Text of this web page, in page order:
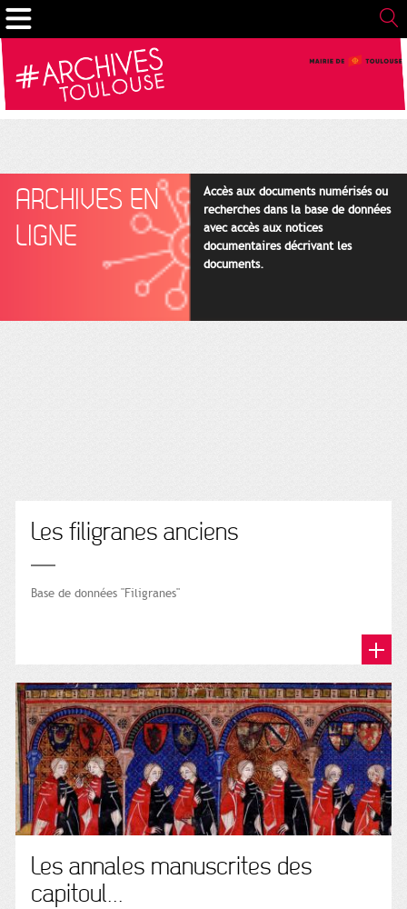
ARCHIVES EN
LIGNE
Accès aux documents numérisés ou
recherches dans la base de données
avec accès aux notices
documentaires décrivant les
documents.
Les filigranes anciens
Base de données "Filigranes"
Les annales manuscrites des
capitoul...
Gestion de vos préférences sur les cookies